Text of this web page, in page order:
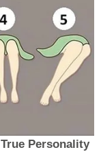
Personality